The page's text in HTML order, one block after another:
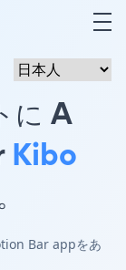
に A
Kibo
Bar appをあ